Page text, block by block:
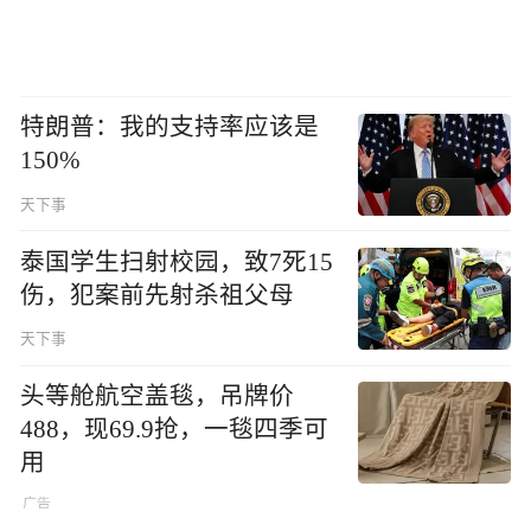
特朗普：我的支持率应该是
150%
天下事
泰国学生扫射校园，致7死15
伤，犯案前先射杀祖父母
天下事
头等舱航空盖毯，吊牌价
488，现69.9抢，一毯四季可
用